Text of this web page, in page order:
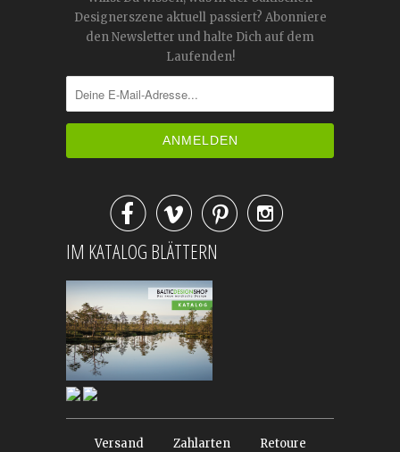
Designerszene aktuell passiert? Abonniere
den Newsletter und halte Dich auf dem
Laufenden!

IM KATALOG BLÄTTERN
Versand Zahlarten
Retoure